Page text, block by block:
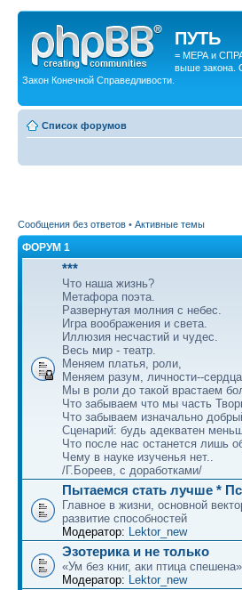
ПУТЬ
= МЕРА и
выше закона.
Закон Конечной Справедливости.
Список форумов
Сообщения без ответов • Активные темы
ФОРУМ 1
***
Что наша жизнь?
Метафора поэта.
Развернутая молния с небес.
Игра воображения и света.
Иллюзия несчастий и чудес.
Весь мир - театр.
Меняем платья, роли,
Меняем разум, личности--
Мы в роли до такой врастаем
Что забываем что мы часть
Что забываем изначально
Сценарий: будь адекватен
Что после нас останется лишь
Чему в науке изученья нет..
/Г.Бореев, с доработками/
Пытаемся стать лучше *
Главное в жизни, основной
развитие способностей
Модератор: Lektor_new
Эзотерика и не только
«Ум без книг, аки птица
Модератор: Lektor_new